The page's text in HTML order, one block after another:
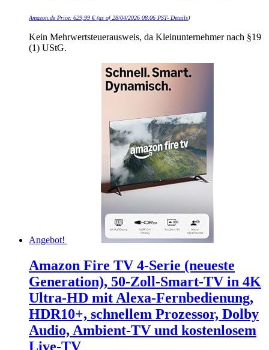
Amazon.de Price: 629,99 €(as of 28/04/2026 08:06 PST- Details)
Kein Mehrwertsteuerausweis, da Kleinunternehmer nach §19
(1) UStG.
Angebot!
Amazon Fire TV 4-Serie (neueste
Generation), 50-Zoll-Smart-TV in 4K
Ultra-HD mit Alexa-Fernbedienung,
HDR10+, schnellem Prozessor, Dolby
Audio, Ambient-TV und kostenlosem
Live-TV